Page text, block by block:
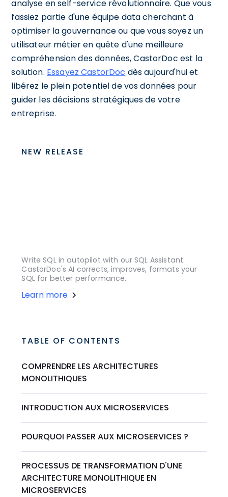
analyse en self-service révolutionnaire. Que vous
fassiez partie d'une équipe data cherchant à
optimiser la gouvernance ou que vous soyez un
utilisateur métier en quête d'une meilleure
compréhension des données, CastorDoc est la
solution. Essayez CastorDoc dès aujourd'hui et
libérez le plein potentiel de vos données pour
guider les décisions stratégiques de votre
entreprise.
NEW RELEASE
Write SQL in autopilot with our SQL Assistant.
CastorDoc's AI corrects, improves, formats your
SQL for better performance.
Learn more
TABLE OF CONTENTS
COMPRENDRE LES ARCHITECTURES
MONOLITHIQUES
INTRODUCTION AUX MICROSERVICES
POURQUOI PASSER AUX MICROSERVICES ?
PROCESSUS DE TRANSFORMATION D'UNE
ARCHITECTURE MONOLITHIQUE EN
MICROSERVICES